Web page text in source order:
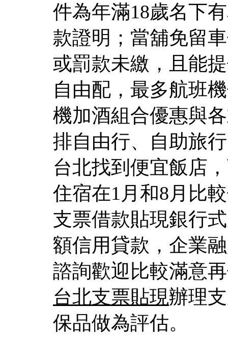
件為年滿18歲名下
款證明；當舖免留
或罰款未繳，且能
自由配，最多航班
機加酒組合優惠與
排自由行、自助旅
台北找到便宜飯店
住宿在1月和8月比
支票借款貼現銀行
額信用貸款，企業
諮詢歡迎比較滿意
台北支票貼現辦理
保品做為評估。